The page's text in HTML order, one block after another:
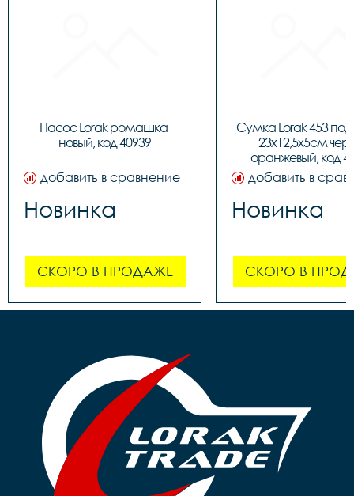
Насос Lorak ромашка
новый, код 40939
добавить в сравнение
Новинка
СКОРО В ПРОДАЖЕ
Сумка Lorak 453
23х12,5х5см
оранжевый, код
добавить в
Новинка
СКОРО В